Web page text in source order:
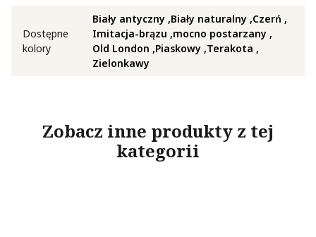
Dostępne
kolory
Biały antyczny Biały naturalny Czerń
Imitacja-brązu mocno postarzany
Old London Piaskowy Terakota
Zielonkawy
Zobacz inne produkty z tej
kategorii